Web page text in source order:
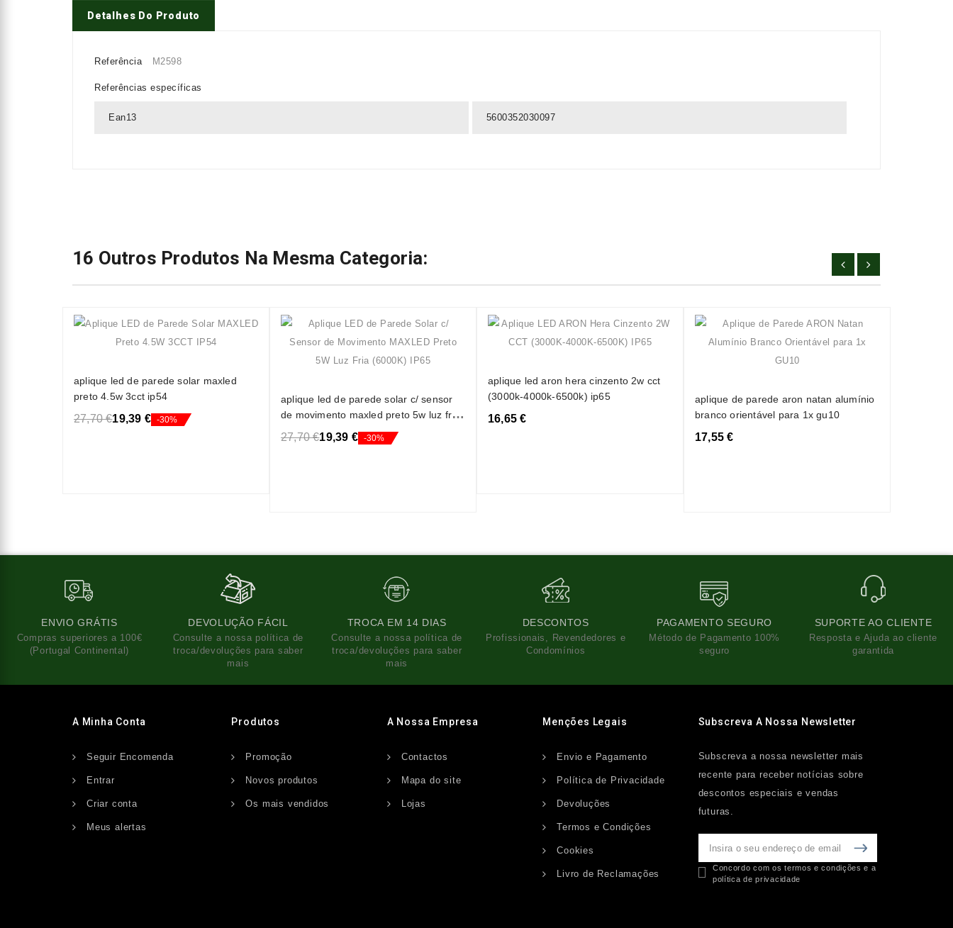
Detalhes Do Produto
Referência M2598
Referências específicas
Ean13 5600352030097
16 Outros Produtos Na Mesma Categoria:
aplique led de parede solar maxled
preto 4.5w 3cct ip54
27,70 € -30%
19,39 €
aplique led de parede solar c/ sensor
de movimento maxled preto 5w luz fria
(6000k) ip65
27,70 € -30%
19,39 €
aplique led aron hera cinzento 2w cct
(3000k-4000k-6500k) ip65
16,65 €
aplique de parede aron natan alumínio
branco orientável para 1x gu10
17,55 €
ENVIO GRÁTIS
Compras superiores a 100€
(Portugal Continental)
DEVOLUÇÃO FÁCIL
Consulte a nossa política de
troca/devoluções para saber
mais
TROCA EM 14 DIAS
Consulte a nossa política de
troca/devoluções para saber
mais
DESCONTOS
Profissionais, Revendedores e
Condomínios
PAGAMENTO SEGURO
Método de Pagamento 100%
seguro
SUPORTE AO CLIENTE
Resposta e Ajuda ao cliente
garantida
A Minha Conta
Seguir Encomenda
Entrar
Criar conta
Meus alertas
Produtos
Promoção
Novos produtos
Os mais vendidos
A Nossa Empresa
Contactos
Mapa do site
Lojas
Menções Legais
Envio e Pagamento
Política de Privacidade
Devoluções
Termos e Condições
Cookies
Livro de Reclamações
Subscreva A Nossa Newsletter
Subscreva a nossa newsletter mais
recente para receber notícias sobre
descontos especiais e vendas
futuras.
Concordo com os termos e condições e a
política de privacidade